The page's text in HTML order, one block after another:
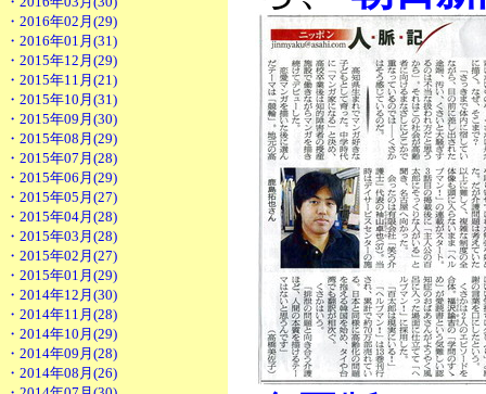
・2016年02月(29)
・2016年01月(31)
・2015年12月(29)
・2015年11月(21)
・2015年10月(31)
・2015年09月(30)
・2015年08月(29)
・2015年07月(28)
・2015年06月(29)
・2015年05月(27)
・2015年04月(28)
・2015年03月(28)
・2015年02月(27)
・2015年01月(29)
・2014年12月(30)
・2014年11月(28)
・2014年10月(29)
・2014年09月(28)
・2014年08月(26)